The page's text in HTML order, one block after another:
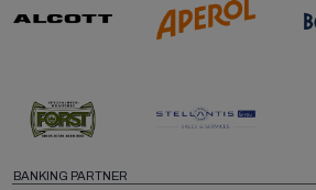
BANKING PARTNER